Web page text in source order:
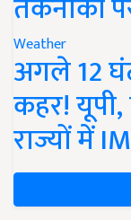
Weather
अगले 12
कहर! यूपी,
राज्यों में